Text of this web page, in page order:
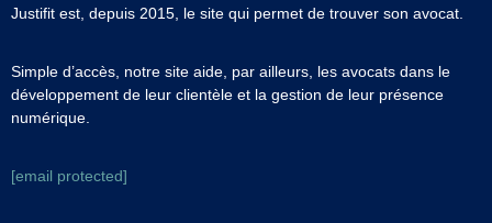
Justifit est, depuis 2015, le site qui permet de trouver son avocat.
Simple d’accès, notre site aide, par ailleurs, les avocats dans le
développement de leur clientèle et la gestion de leur présence
numérique.
[email protected]